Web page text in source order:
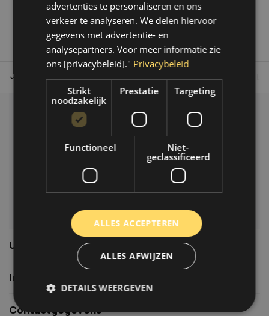
Tot 30 dagen retour sturen. Op werkdagen voor 14.00 uur
Klantenservice
Veelgestelde vragen
06-39119169
info@autoklusser.nl
Usefull links
Informatie
Contactgegevens
advertenties te personaliseren en ons
verkeer te analyseren. We delen hiervoor
gegevens met advertentie- en
analysepartners. Voor meer informatie zie
ons [privacybeleid]." Privacybeleid
Strikt
noodzakelijk
Prestatie Targeting
Functioneel
Niet-
geclassificeerd
ALLES ACCEPTEREN
ALLES AFWIJZEN
DETAILS WEERGEVEN